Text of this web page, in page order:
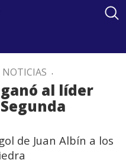
NOTICIAS .
al líder
de Juan Albín a los